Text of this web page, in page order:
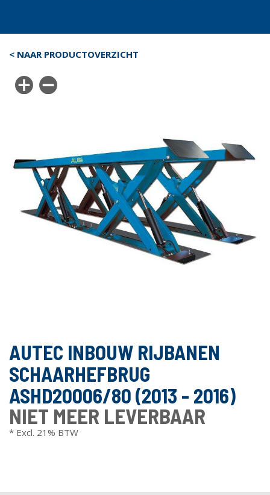
< NAAR PRODUCTOVERZICHT
AUTEC INBOUW RIJBANEN
SCHAARHEFBRUG
ASHD20006/80 (2013 - 2016)
NIET MEER LEVERBAAR
* Excl. 21% BTW